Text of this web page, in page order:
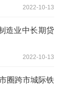
2022-10-13
造业中长期贷
2022-10-13
圈跨市城际铁